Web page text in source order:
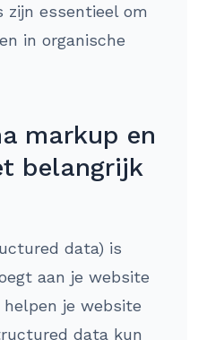
zijn essentieel om
in organische
markup en
belangrijk
data) is
aan je website
je website
data kun